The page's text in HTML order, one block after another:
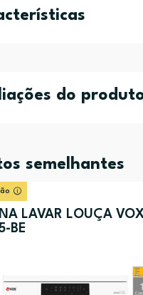
do
semelhantes
LAVAR LOUÇA
BE